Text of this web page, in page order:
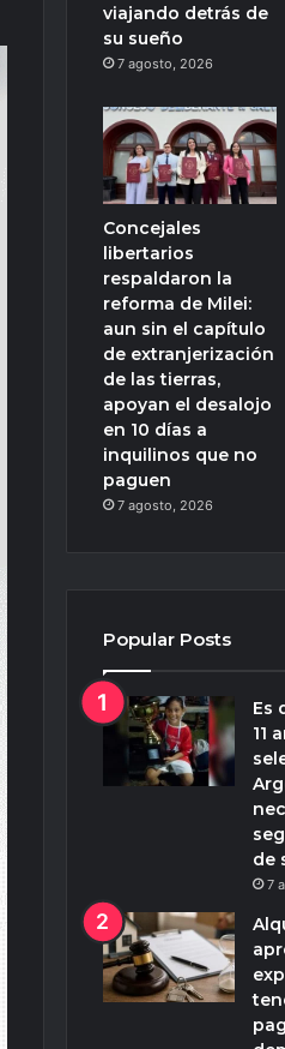
viajando detrás de
su sueño
7 agosto, 2026
Concejales
libertarios
respaldaron la
reforma de Milei:
aun sin el capítulo
de extranjerización
de las tierras,
apoyan el desalojo
en 10 días a
inquilinos que no
paguen
7 agosto, 2026
Popular Posts
Es
11
de
7